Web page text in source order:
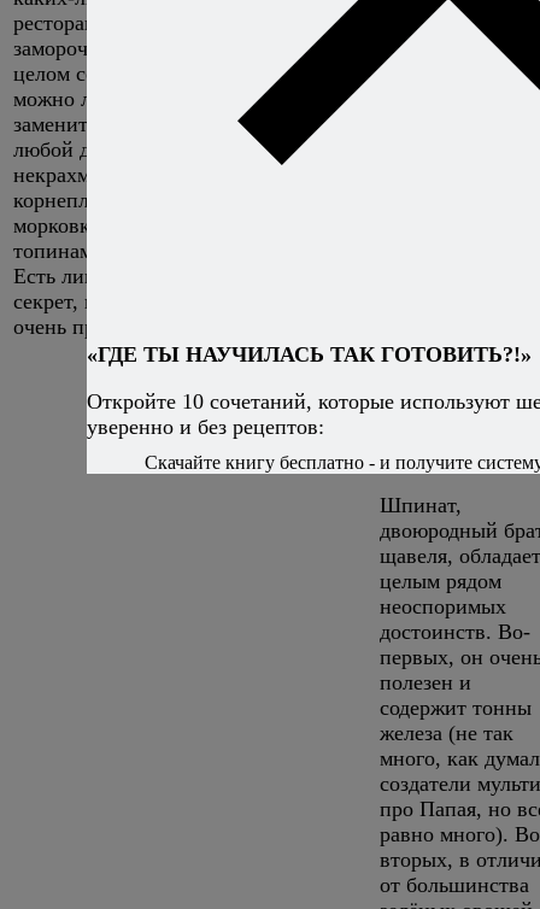
ресторанных
заморочек, и в
целом сельдерей
можно легко
заменить на
любой другой
некрахмалистый
корнеплод, от
морковки до
топинамбура.
Есть лишь один
секрет, и он
очень прост…
Жареный
чесноком
Шпинат,
двоюродный
щавеля, обладает
целым рядом
неоспоримых
достоинств. Во-
первых, он
полезен и
содержит тонны
железа (не так
много, как
создатели
про Папая, но
равно много).
вторых, в
от большинства
«ГДЕ ТЫ НАУЧИЛАСЬ ТАК ГОТОВИТЬ?!»
Откройте 10 сочетаний, которые используют
уверенно и без рецептов:
Скачайте книгу бесплатно - и получите